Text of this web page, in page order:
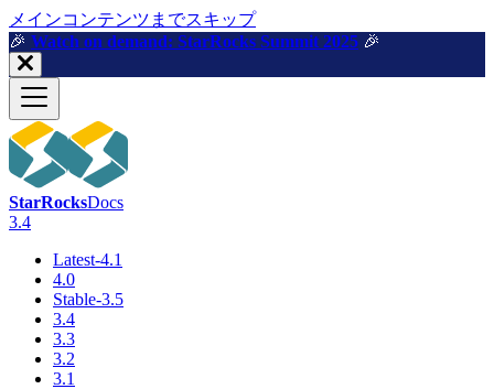
メインコンテンツまでスキップ
🎉️ Watch on demand: StarRocks Summit 2025 🎉️
StarRocksDocs
3.4
Latest-4.1
4.0
Stable-3.5
3.4
3.3
3.2
3.1